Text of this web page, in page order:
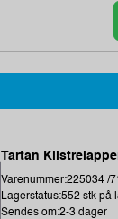
Tartan
Varenummer:225034 /
Lagerstatus:552 stk på
Sendes om:2-3 dager